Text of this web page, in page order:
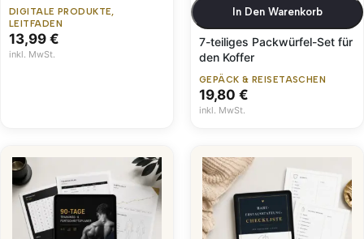
DIGITALE PRODUKTE,
LEITFADEN
13,99 €
inkl. MwSt.
In Den Warenkorb
7-teiliges Packwürfel-Set für
den Koffer
GEPÄCK & REISETASCHEN
19,80 €
inkl. MwSt.